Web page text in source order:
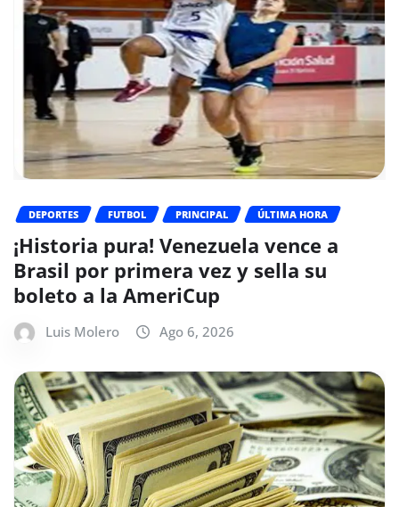
DEPORTES FUTBOL PRINCIPAL ÚLTIMA HORA
¡Historia pura! Venezuela vence a
Brasil por primera vez y sella su
boleto a la AmeriCup
Luis Molero Ago 6, 2026